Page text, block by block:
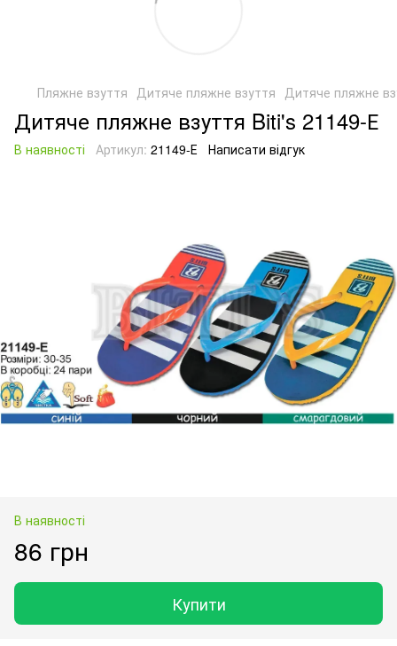
Пляжне взуття Дитяче пляжне взуття Дитяче пляжне
Дитяче пляжне взуття Biti's 21149-Е
В наявності Артикул: 21149-Е Написати відгук
В наявності
86 грн
Купити